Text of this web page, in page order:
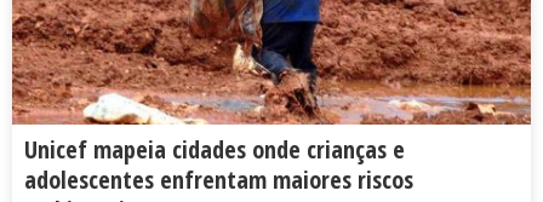
Unicef mapeia cidades onde crianças e
adolescentes enfrentam maiores riscos